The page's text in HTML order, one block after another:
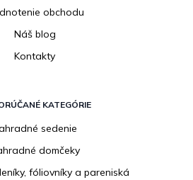
obchodu
Náš blog
Kontakty
KATEGÓRIE
sedenie
domčeky
fóliovníky a pareniská